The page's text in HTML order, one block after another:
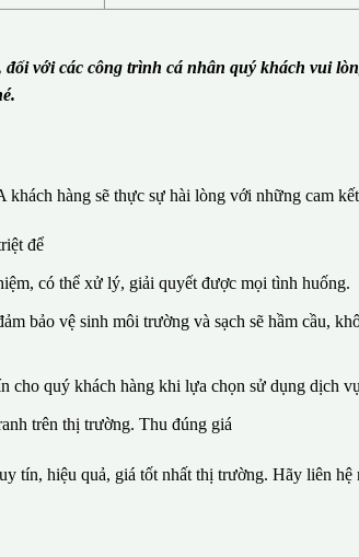
với các công trình cá nhân quý khách vui
hàng sẽ thực sự hài lòng với những cam
để
có thể xử lý, giải quyết được mọi tình huống.
bảo vệ sinh môi trường và sạch sẽ hầm cầu,
cho quý khách hàng khi lựa chọn sử dụng dịch
trên thị trường. Thu đúng giá
tín, hiệu quả, giá tốt nhất thị trường. Hãy liên